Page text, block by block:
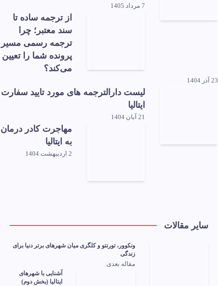
7 مرداد 1405
از ترجمه ساده تا
سند معتبر؛ چرا
ترجمه رسمی مسیر
پرونده شما را تعیین
می‌کند؟
23 آذر 1404
لیست دارالترجمه های مورد تایید سفارت
ایتالیا
21 آبان 1404
مهاجرت کادر درمان
به ایتالیا
2 اردیبهشت 1404
سایر مقالات
ونکوور، تورنتو و کلگری میان شهرهای برتر دنیا برای
زندگی
مقاله بعدی
آشنایی با شهرهای
ایتالیا (بخش دوم)